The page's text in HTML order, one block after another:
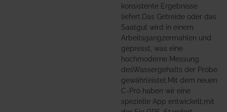
konsistente Ergebnisse
liefert.Das Getreide oder das
Saatgut wird in einem
Arbeitsgangzermahlen und
gepresst, was eine
hochmoderne Messung
desWassergehalts der Probe
gewährleistet.Mit dem neuen
C-Pro haben wir eine
spezielle App entwickelt,mit